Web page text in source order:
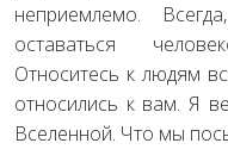
неприемлемо.
оставаться
Относитесь к людям
относились к вам. Я
Вселенной. Что мы